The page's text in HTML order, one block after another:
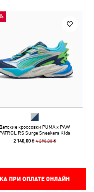
Детские кроссовки PUMA x PAW
PATROL RS Surge Sneakers Kids
2 140,00 ₴4 290,00 ₴
ПРИ ОПЛАТЕ ОНЛАЙН